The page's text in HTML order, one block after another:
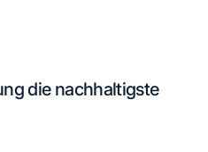
die nachhaltigste